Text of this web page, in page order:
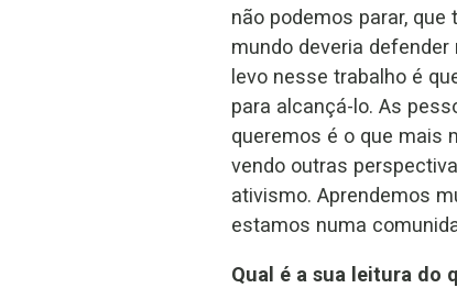
não podemos parar,
mundo deveria
levo nesse trabalho é
para alcançá-lo. As
queremos é o que mais
vendo outras
ativismo. Aprendemos
estamos numa
Qual é a sua leitura do